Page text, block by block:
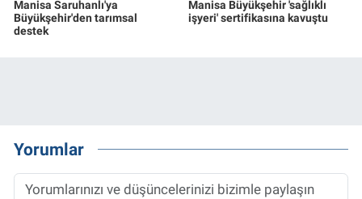
Manisa Saruhanlı'ya
Büyükşehir'den tarımsal
destek
Manisa Büyükşehir 'sağlıklı
işyeri' sertifikasına kavuştu
Yorumlar